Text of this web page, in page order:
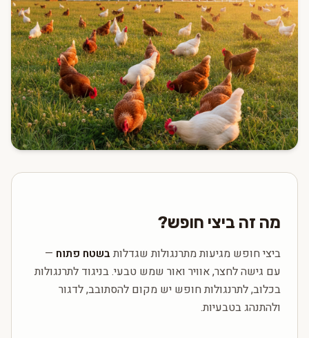
מה זה ביצי חופש?
ביצי חופש מגיעות מתרנגולות שגדלותבשטח פתוח —
עם גישה לחצר, אוויר ואור שמש טבעי. בניגוד לתרנגולות
בכלוב, לתרנגולות חופש יש מקום להסתובב, לדגור
ולהתנהג בטבעיות.